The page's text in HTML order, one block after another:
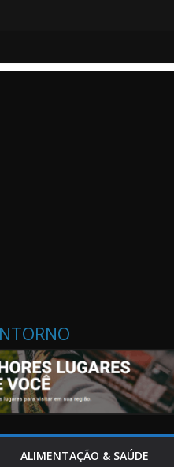
ALIMENTAÇÃO & SAÚDE